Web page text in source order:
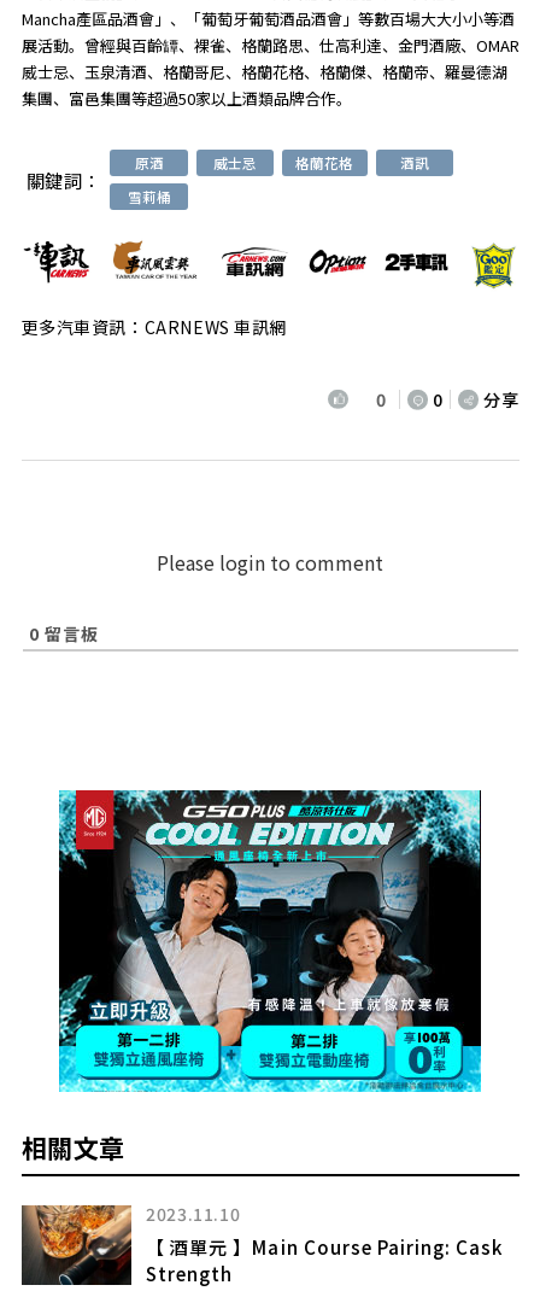
Mancha產區品酒會」、「葡萄牙葡萄酒品酒會」等數百場大大小小等酒
展活動。曾經與百齡罈、裸雀、格蘭路思、仕高利達、金門酒廠、OMAR
威士忌、玉泉清酒、格蘭哥尼、格蘭花格、格蘭傑、格蘭帝、羅曼德湖
集團、富邑集團等超過50家以上酒類品牌合作。
關鍵詞：
原酒 威士忌 格蘭花格
酒訊
雪莉桶
更多汽車資訊：CARNEWS 車訊網
0 0 分享
Please login to comment
0 留言板
相關文章
2023.11.10
【 酒單元 】Main Course Pairing: Cask
Strength